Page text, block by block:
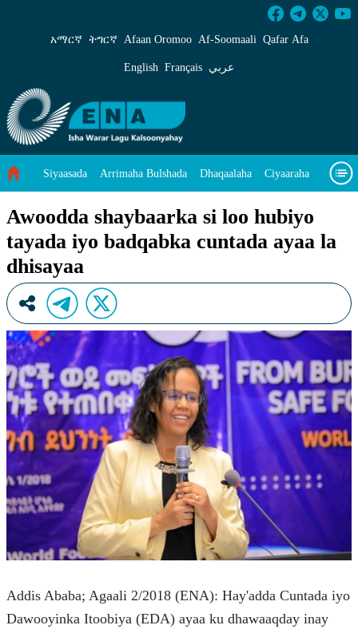
Awoodda shaybaarka si loo hubiyo tayada iyo
አማርኛ ትግርኛ Afaan Oromoo Af‑Soomaali Qafar Afa
English Français عربي
Siyaasada Arrimaha Bulshada Dhaqaalaha Ciyaaraha
Wararka Caalamka Qodobada Tilmaamaha Muuqaalo
Awoodda shaybaarka si loo hubiyo
tayada iyo badqabka cuntada ayaa la
dhisayaa
Addis Ababa; Agaali 2/2018 (ENA): Hay'adda Cuntada iyo
Dawooyinka Itoobiya (EDA) ayaa ku dhawaaqday inay